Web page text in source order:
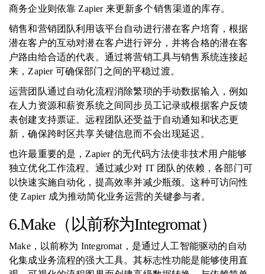
商务企业则依靠 Zapier 来更新多个销售渠道的库存。
销售和营销团队利用该平台自动进行潜在客户培育，根据
潜在客户的互动对潜在客户进行评分，并将合格的潜在客
户路由给合适的代表。通过将营销工具与销售系统连接起
来，Zapier 可确保部门之间的平稳过渡。
运营团队通过自动化流程消除繁琐的手动数据输入，例如
在人力资源和薪资系统之间同步员工记录或根据客户反馈
表创建支持票证。远程团队还受益于自动通知和状态更
新，确保跨时区共享关键信息而不会出现延迟。
也许最重要的是，Zapier 的无代码方法使非技术用户能够
独立优化工作流程。通过减少对 IT 团队的依赖，各部门可
以快速实施自动化，提高效率并减少瓶颈。这种可访问性
使 Zapier 成为推动简化业务运营的关键参与者。
6.Make（以前称为Integromat）
Make，以前称为 Integromat，是通过人工智能驱动的自动
化集成业务流程的强大工具。其标志性功能是能够使用直